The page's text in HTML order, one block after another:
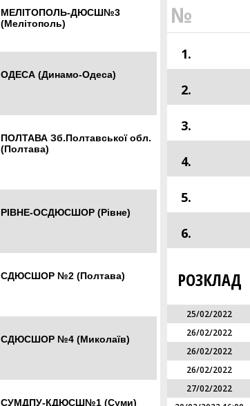
МЕЛІТОПОЛЬ-ДЮСШ№3
(Мелітополь)
ОДЕСА (Динамо-Одеса)
ПОЛТАВА Зб.Полтавської обл.
(Полтава)
РІВНЕ-ОСДЮСШОР (Рівне)
СДЮСШОР №2 (Полтава)
СДЮСШОР №4 (Миколаїв)
СУМДПУ-КДЮСШ№1 (Суми)
№
1.
2.
3.
4.
5.
6.
РОЗКЛАД
25/02/2022
26/02/2022
26/02/2022
26/02/2022
27/02/2022